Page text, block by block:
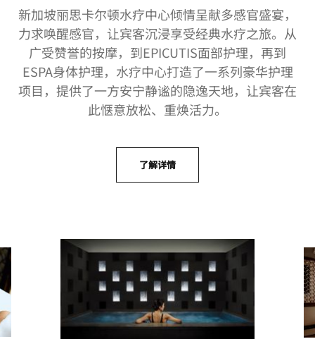
新加坡丽思卡尔顿水疗中心倾情呈献多感官盛宴，
力求唤醒感官，让宾客沉浸享受经典水疗之旅。从
广受赞誉的按摩，到EPICUTIS面部护理，再到
ESPA身体护理，水疗中心打造了一系列豪华护理
项目，提供了一方安宁静谧的隐逸天地，让宾客在
此惬意放松、重焕活力。
了解详情